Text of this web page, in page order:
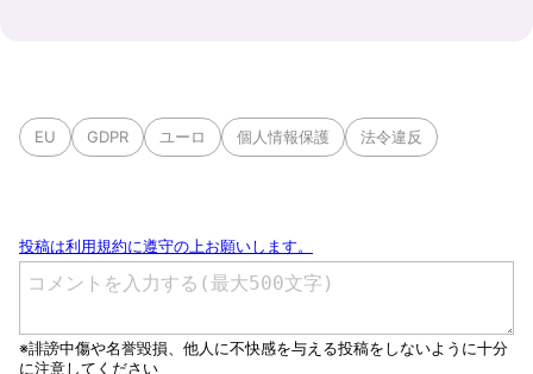
EU GDPR ユーロ 個人情報保護 法令違反